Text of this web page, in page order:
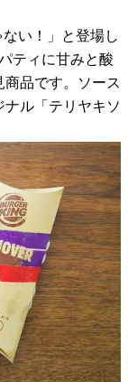
ない！」と登場し
ティに甘みと酸
品です。ソース
ル「テリヤキソ